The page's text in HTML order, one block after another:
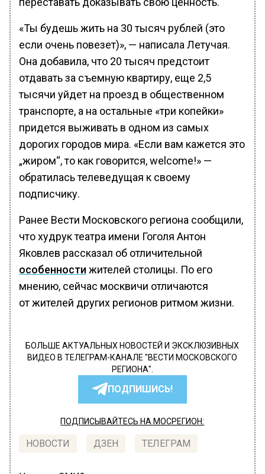
«Ты будешь жить на 30 тысяч рублей (это
если очень повезет)», — написала Летучая.
Она добавила, что 20 тысяч предстоит
отдавать за съемную квартиру, еще 2,5
тысячи уйдет на проезд в общественном
транспорте, а на остальные «три копейки»
придется выживать в одном из самых
дорогих городов мира. «Если вам кажется это
„жиром“, то как говорится, welcome!» —
обратилась телеведущая к своему
подписчику.
Ранее Вести Московского региона сообщили,
что худрук театра имени Гоголя Антон
Яковлев рассказал об отличительной
особенности жителей столицы. По его
мнению, сейчас москвичи отличаются
от жителей других регионов ритмом жизни.
БОЛЬШЕ АКТУАЛЬНЫХ НОВОСТЕЙ И ЭКСКЛЮЗИВНЫХ
ВИДЕО В ТЕЛЕГРАМ-КАНАЛЕ "ВЕСТИ МОСКОВСКОГО
РЕГИОНА".
ПОДПИШИСЬ!
ПОДПИСЫВАЙТЕСЬ НА МОСРЕГИОН:
НОВОСТИ ДЗЕН ТЕЛЕГРАМ